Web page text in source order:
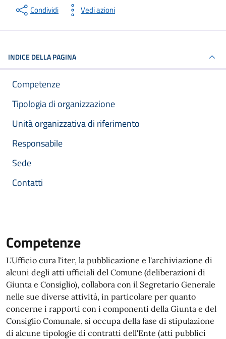
Condividi Vedi azioni
INDICE DELLA PAGINA
Competenze
Tipologia di organizzazione
Unità organizzativa di riferimento
Responsabile
Sede
Contatti
Competenze
L'Ufficio cura l'iter, la pubblicazione e l'archiviazione di
alcuni degli atti ufficiali del Comune (deliberazioni di
Giunta e Consiglio), collabora con il Segretario Generale
nelle sue diverse attività, in particolare per quanto
concerne i rapporti con i componenti della Giunta e del
Consiglio Comunale, si occupa della fase di stipulazione
di alcune tipologie di contratti dell'Ente (atti pubblici